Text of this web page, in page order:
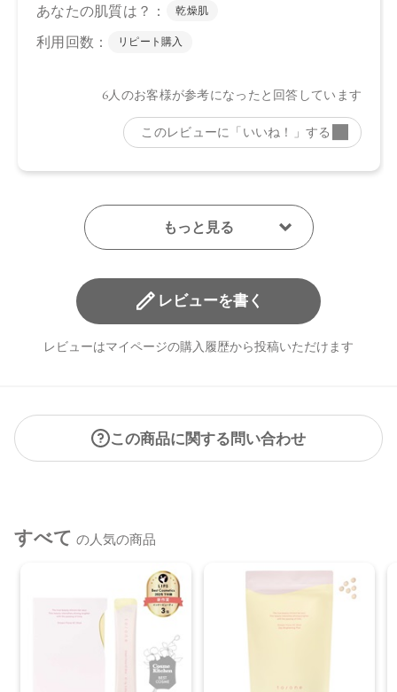
レビューを書く
レビューはマイページの購入履歴から投稿いただけます
この商品に関する問い合わせ
すべて の人気の商品